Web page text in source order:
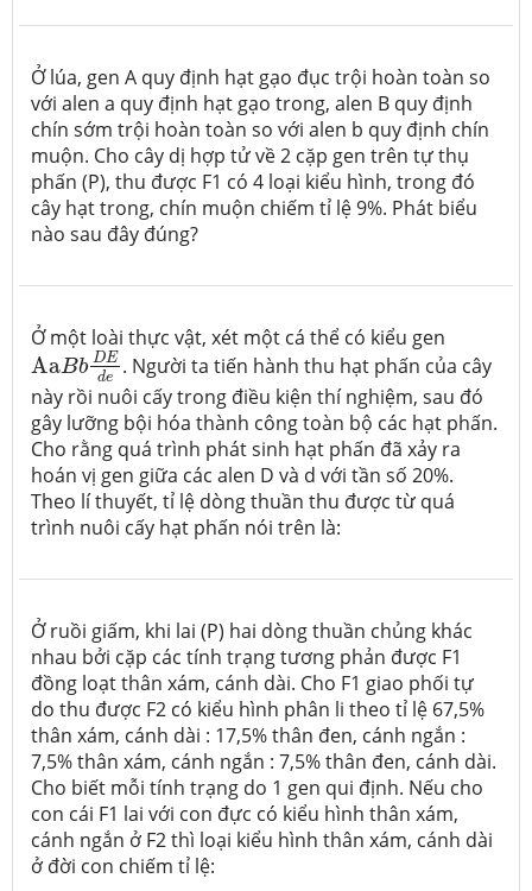
Ở lúa, gen A quy định hạt gạo đục trội hoàn toàn so
với alen a quy định hạt gạo trong, alen B quy định
chín sớm trội hoàn toàn so với alen b quy định chín
muộn. Cho cây dị hợp tử về 2 cặp gen trên tự thụ
phấn (P), thu được F1 có 4 loại kiểu hình, trong đó
cây hạt trong, chín muộn chiếm tỉ lệ 9%. Phát biểu
nào sau đây đúng?
Ở một loài thực vật, xét một cá thể có kiểu gen
AaBb DE
de
AaBbDEde
. Người ta tiến hành thu hạt phấn của cây
này rồi nuôi cấy trong điều kiện thí nghiệm, sau đó
gây lưỡng bội hóa thành công toàn bộ các hạt phấn.
Cho rằng quá trình phát sinh hạt phấn đã xảy ra
hoán vị gen giữa các alen D và d với tần số 20%.
Theo lí thuyết, tỉ lệ dòng thuần thu được từ quá
trình nuôi cấy hạt phấn nói trên là:
Ở ruồi giấm, khi lai (P) hai dòng thuần chủng khác
nhau bởi cặp các tính trạng tương phản được F1
đồng loạt thân xám, cánh dài. Cho F1 giao phối tự
do thu được F2 có kiểu hình phân li theo tỉ lệ 67,5%
thân xám, cánh dài : 17,5% thân đen, cánh ngắn :
7,5% thân xám, cánh ngắn : 7,5% thân đen, cánh dài.
Cho biết mỗi tính trạng do 1 gen qui định. Nếu cho
con cái F1 lai với con đực có kiểu hình thân xám,
cánh ngắn ở F2 thì loại kiểu hình thân xám, cánh dài
ở đời con chiếm tỉ lệ: